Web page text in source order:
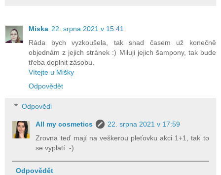
Miska 22. srpna 2021 v 15:41
Ráda bych vyzkoušela, tak snad časem už konečně
objednám z jejich stránek :) Miluji jejich šampony, tak bude
třeba doplnit zásobu.
Vítejte u Mišky
Odpovědět
Odpovědi
All my cosmetics
22. srpna 2021 v 17:59
Zrovna teď mají na veškerou pleťovku akci 1+1, tak to
se vyplatí :-)
Odpovědět